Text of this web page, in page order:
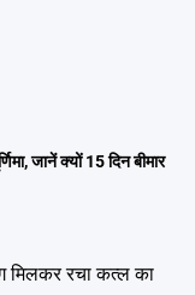
जानें क्यों 15 दिन बीमार